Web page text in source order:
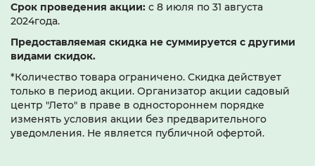
Срок проведения акции: с 8 июля по 31 августа
2024года.
Предоставляемая скидка не суммируется с другими
видами скидок.
*Количество товара ограничено. Скидка действует
только в период акции. Организатор акции садовый
центр "Лето" в праве в одностороннем порядке
изменять условия акции без предварительного
уведомления. Не является публичной офертой.